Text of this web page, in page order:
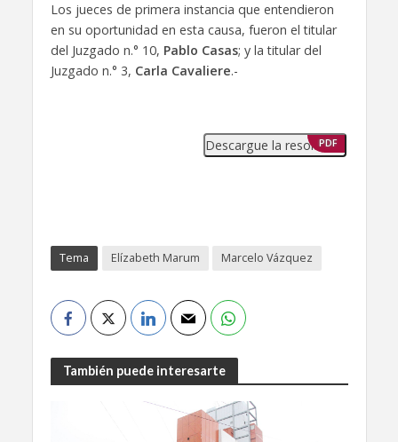
Los jueces de primera instancia que entendieron
en su oportunidad en esta causa, fueron el titular
del Juzgado n.° 10, Pablo Casas; y la titular del
Juzgado n.° 3, Carla Cavaliere.-
Descargue la resolución
PDF
Tema Elízabeth Marum Marcelo Vázquez
También puede interesarte